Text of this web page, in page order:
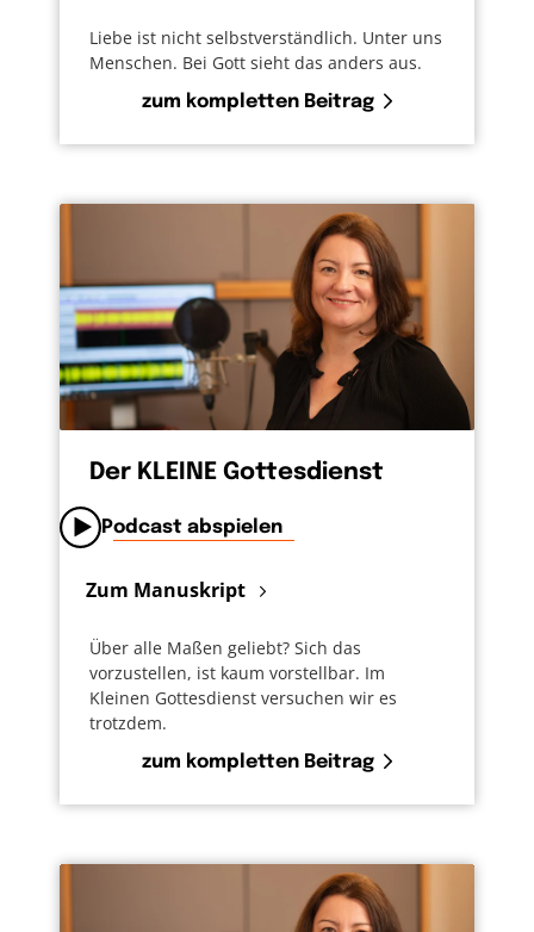
Liebe ist nicht selbstverständlich. Unter uns
Menschen. Bei Gott sieht das anders aus.
zum kompletten Beitrag
Der KLEINE Gottesdienst
Podcast abspielen
Zum Manuskript
Über alle Maßen geliebt? Sich das
vorzustellen, ist kaum vorstellbar. Im
Kleinen Gottesdienst versuchen wir es
trotzdem.
zum kompletten Beitrag